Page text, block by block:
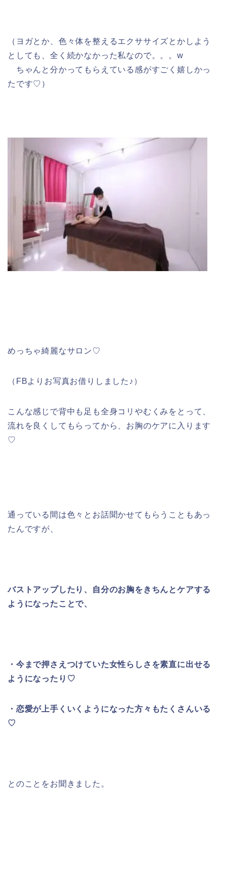
（ヨガとか、色々体を整えるエクササイズとかしよう
としても、全く続かなかった私なので。。。w
ちゃんと分かってもらえている感がすごく嬉しかっ
たです♡）
めっちゃ綺麗なサロン♡
（FBよりお写真お借りしました♪）
こんな感じで背中も足も全身コリやむくみをとって、
流れを良くしてもらってから、お胸のケアに入ります
♡
通っている間は色々とお話聞かせてもらうこともあっ
たんですが、
バストアップしたり、自分のお胸をきちんとケアする
ようになったことで、
・今まで押さえつけていた女性らしさを素直に出せる
ようになったり♡
・恋愛が上手くいくようになった方々もたくさんいる
♡
とのことをお聞きました。